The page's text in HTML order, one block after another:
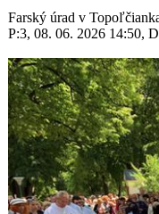
Farský úrad v
P:3, 08. 06. 2026 14:50,